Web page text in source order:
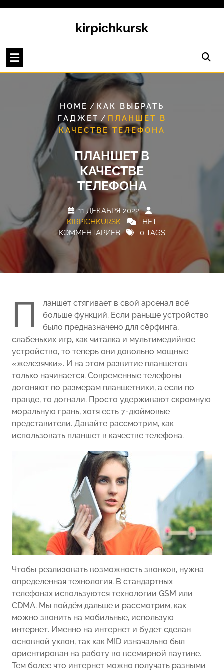
kirpichkursk
HOME /КАК ВЫБРАТЬ
ГАДЖЕТ / ПЛАНШЕТ В
КАЧЕСТВЕ ТЕЛЕФОНА
ПЛАНШЕТ В
КАЧЕСТВЕ
ТЕЛЕФОНА
11 ДЕКАБРЯ 2022
KIRPICHKURSK
НЕТ
КОММЕНТАРИЕВ
0 TAGS
П
ланшет стягивает в свой арсенал всё
больше функций. Если раньше устройство
было предназначено для сёрфинга,
слабеньких игр, как читалка и мультимедийное
устройство, то теперь они довольно мощные
«железячки». И на этом развитие планшетов
только начинается. Современные телефоны
догоняют по размерам планшетники, а если по
правде, то догнали. Просто удерживают скромную
моральную грань, хотя есть 7-дюймовые
представители. Давайте рассмотрим, как
использовать планшет в качестве телефона.
Чтобы реализовать возможность звонков, нужна
определенная технология. В стандартных
телефонах используются технологии GSM или
CDMA. Мы пойдём дальше и рассмотрим, как
можно звонить на мобильные, использую
интернет. Именно на интернет и будет сделан
основной уклон, так как MID изначально был
ориентирован на работу во всемирной паутине.
Тем более что интернет можно получать разными